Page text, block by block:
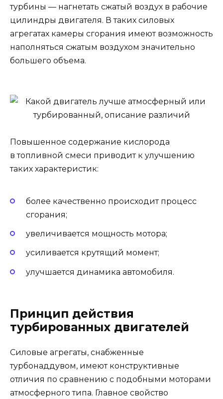
турбины — нагнетать сжатый воздух в рабочие
цилиндры двигателя. В таких силовых
агрегатах камеры сгорания имеют возможность
наполняться сжатым воздухом значительно
большего объема.
Повышенное содержание кислорода
в топливной смеси приводит к улучшению
таких характеристик:
более качественно происходит процесс
сгорания;
увеличивается мощность мотора;
усиливается крутящий момент;
улучшается динамика автомобиля.
Принцип действия
турбированных двигателей
Силовые агрегаты, снабженные
турбонаддувом, имеют конструктивные
отличия по сравнению с подобными моторами
атмосферного типа. Главное свойство